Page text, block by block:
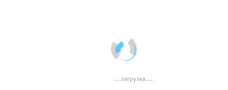
...загрузка...